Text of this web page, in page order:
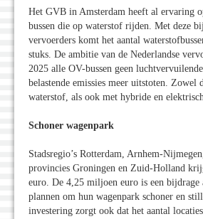
Het GVB in Amsterdam heeft al ervaring
bussen die op waterstof rijden. Met deze
vervoerders komt het aantal
stuks. De ambitie van de Nederlandse
2025 alle OV-bussen geen
belastende emissies meer uitstoten. Zowel
waterstof, als ook met hybride en
Schoner wagenpark
Stadsregio’s Rotterdam, Arnhem-
provincies Groningen en Zuid-Holland
euro. De 4,25 miljoen euro is een bijdrage
plannen om hun wagenpark schoner en
investering zorgt ook dat het aantal